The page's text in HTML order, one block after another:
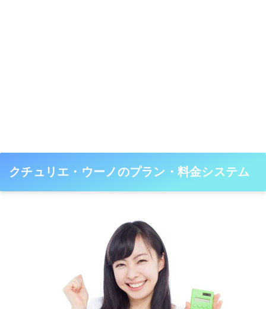
クチュリエ・ウーノのプラン・料金システム